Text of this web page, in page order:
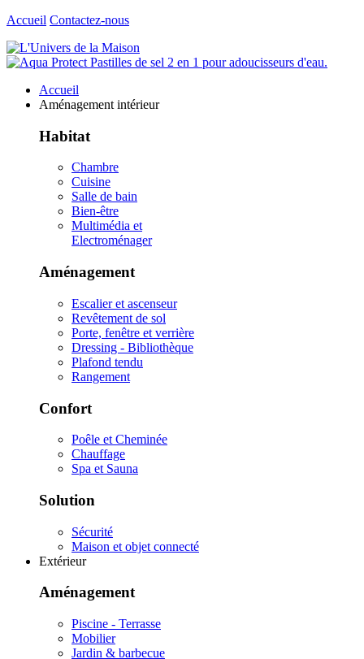
Accueil Contactez-nous
Accueil
Aménagement intérieur
Habitat
Chambre
Cuisine
Salle de bain
Bien-être
Multimédia et
Electroménager
Aménagement
Escalier et ascenseur
Revêtement de sol
Porte, fenêtre et verrière
Dressing - Bibliothèque
Plafond tendu
Rangement
Confort
Poêle et Cheminée
Chauffage
Spa et Sauna
Solution
Sécurité
Maison et objet connecté
Extérieur
Aménagement
Piscine - Terrasse
Mobilier
Jardin & barbecue